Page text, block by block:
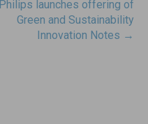
Philips launches offering of
Green and Sustainability
Innovation Notes →